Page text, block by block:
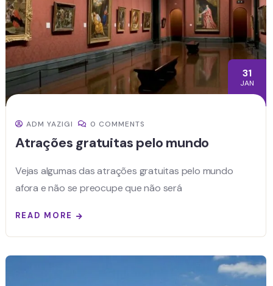
31
JAN
ADM YAZIGI 0 COMMENTS
Atrações gratuitas pelo mundo
Vejas algumas das atrações gratuitas pelo mundo
afora e não se preocupe que não será
READ MORE